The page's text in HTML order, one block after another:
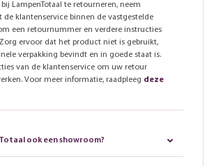
LampenTotaal te retourneren, neem
de klantenservice binnen de vastgestelde
een retournummer en verdere instructies
ervoor dat het product niet is gebruikt,
verpakking bevindt en in goede staat is.
van de klantenservice om uw retour
Voor meer informatie, raadpleeg deze
ook een showroom?